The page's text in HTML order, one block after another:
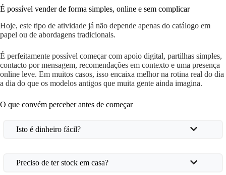
É possível vender de forma simples, online e sem complicar
Hoje, este tipo de atividade já não depende apenas do catálogo em
papel ou de abordagens tradicionais.
É perfeitamente possível começar com apoio digital, partilhas simples,
contacto por mensagem, recomendações em contexto e uma presença
online leve. Em muitos casos, isso encaixa melhor na rotina real do dia
a dia do que os modelos antigos que muita gente ainda imagina.
O que convém perceber antes de começar
Isto é dinheiro fácil?
Preciso de ter stock em casa?